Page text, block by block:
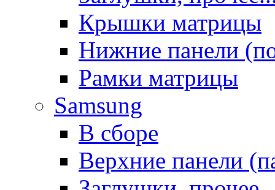
Крышки матрицы
Нижние панели
Рамки матрицы
Samsung
В сборе
Верхние панели